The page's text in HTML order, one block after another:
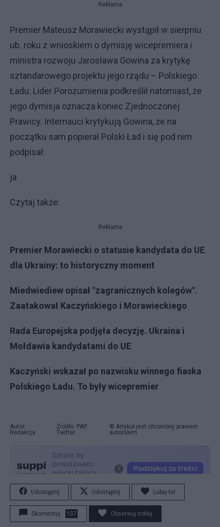
Reklama
Premier Mateusz Morawiecki wystąpił w sierpniu
ub. roku z wnioskiem o dymisję wicepremiera i
ministra rozwoju Jarosława Gowina za krytykę
sztandarowego projektu jego rządu – Polskiego
Ładu. Lider Porozumienia podkreślił natomiast, że
jego dymisja oznacza koniec Zjednoczonej
Prawicy. Internauci krytykują Gowina, że na
początku sam popierał Polski Ład i się pod nim
podpisał.
ja
Czytaj także:
Reklama
Premier Morawiecki o statusie kandydata do UE
dla Ukrainy: to historyczny moment
Miedwiediew opisał "zagranicznych kolegów".
Zaatakował Kaczyńskiego i Morawieckiego
Rada Europejska podjęła decyzję. Ukraina i
Mołdawia kandydatami do UE
Kaczyński wskazał po nazwisku winnego fiaska
Polskiego Ładu. To były wicepremier
Autor:
Redakcja
Źródło: PAP,
Twitter
© Artykuł jest chroniony prawem
autorskim.
Udostępnij Udostępnij Lubię to!
Skomentuj 107 Obserwuj notkę